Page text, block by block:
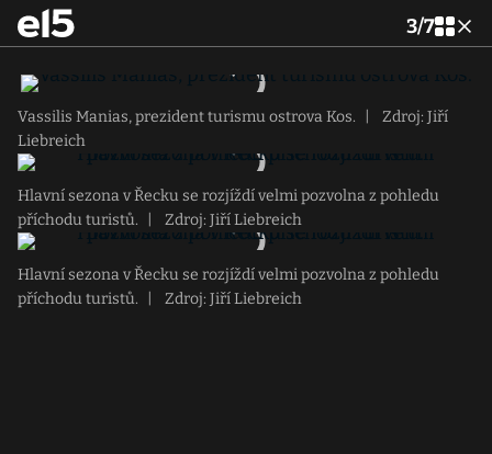
3/7
Vassilis Manias, prezident turismu ostrova Kos.
Zdroj: Jiří
Liebreich
Hlavní sezona v Řecku se rozjíždí velmi pozvolna z pohledu
příchodu turistů.
Zdroj: Jiří Liebreich
Hlavní sezona v Řecku se rozjíždí velmi pozvolna z pohledu
příchodu turistů.
Zdroj: Jiří Liebreich